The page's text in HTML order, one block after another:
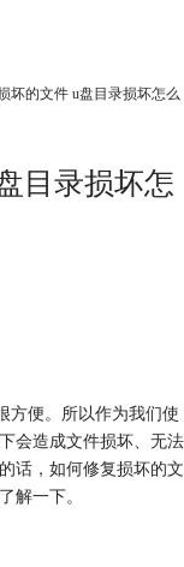
坏的文件 u盘目录损坏怎么
目录损坏怎
方便。所以作为我们使
会造成文件损坏、无法
话，如何修复损坏的文
解一下。